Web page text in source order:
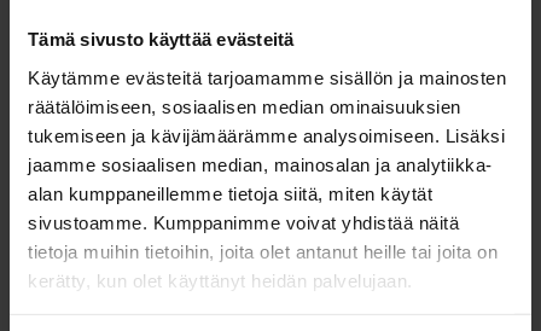
Tämä sivusto käyttää evästeitä
Käytämme evästeitä tarjoamamme sisällön ja mainosten
räätälöimiseen, sosiaalisen median ominaisuuksien
tukemiseen ja kävijämäärämme analysoimiseen. Lisäksi
jaamme sosiaalisen median, mainosalan ja analytiikka-
alan kumppaneillemme tietoja siitä, miten käytät
sivustoamme. Kumppanimme voivat yhdistää näitä
tietoja muihin tietoihin, joita olet antanut heille tai joita on
kerätty, kun olet käyttänyt heidän palvelujaan.